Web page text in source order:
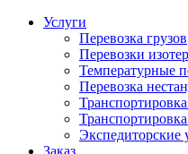
Услуги
Перевозка грузов
Перевозки
Температурные
Перевозка
Транспортировка
Экспедиторские
Заказ